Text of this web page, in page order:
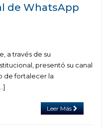
de WhatsApp
a través de su
presentó su canal
de fortalecer la
Leer Más